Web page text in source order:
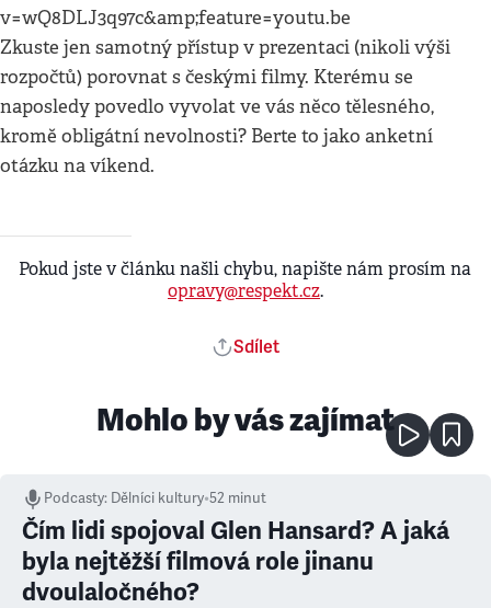
v=wQ8DLJ3q97c&amp;feature=youtu.be
Zkuste jen samotný přístup v prezentaci (nikoli výši
rozpočtů) porovnat s českými filmy. Kterému se
naposledy povedlo vyvolat ve vás něco tělesného,
kromě obligátní nevolnosti? Berte to jako anketní
otázku na víkend.
Pokud jste v článku našli chybu, napište nám prosím na
opravy@respekt.cz.
Sdílet
Mohlo by vás zajímat
Podcasty: Dělníci kultury•52 minut
Čím lidi spojoval Glen Hansard? A jaká
byla nejtěžší filmová role jinanu
dvoulaločného?